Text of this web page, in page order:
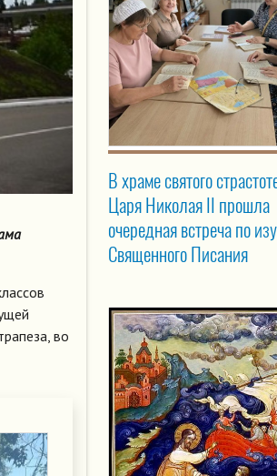
во
В храме святого
Царя Николая II прошла
очередная встреча по
Священного Писания